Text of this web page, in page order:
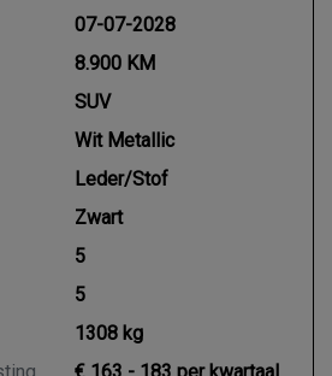
07-07-2028
8.900 KM
SUV
Wit Metallic
Leder/Stof
Zwart
5
5
1308 kg